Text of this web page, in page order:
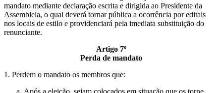
mandato mediante declaração escrita e dirigida ao Presidente da
Assembleia, o qual deverá tornar pública a ocorrência por editais
nos locais de estilo e providenciará pela imediata substituição do
renunciante.
Artigo 7º
Perda de mandato
1. Perdem o mandato os membros que:
Após a eleição, sejam colocados em situação que os torne